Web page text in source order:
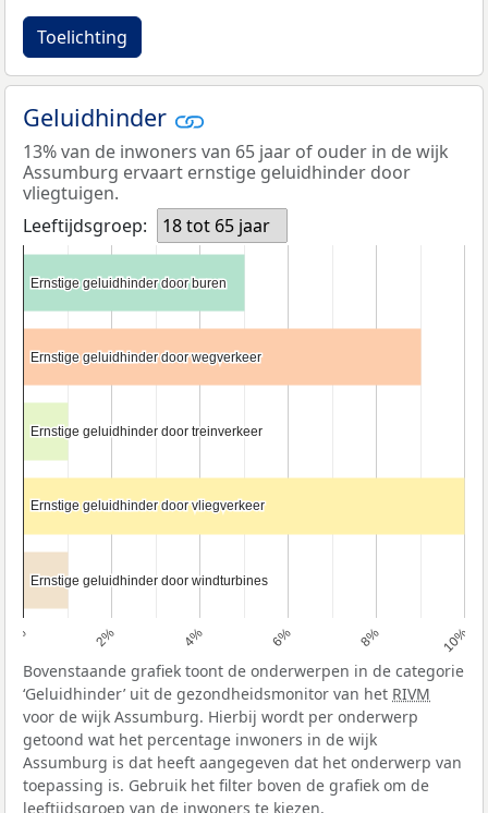
Toelichting
Geluidhinder
13% van de inwoners van 65 jaar of ouder in de wijk
Assumburg ervaart ernstige geluidhinder door
vliegtuigen.
Leeftijdsgroep:
18 tot 65 jaar
0% 2% 4% 6% 8% 10%
Ernstige geluidhinder door buren
Ernstige geluidhinder door buren
Ernstige geluidhinder door wegverkeer
Ernstige geluidhinder door wegverkeer
Ernstige geluidhinder door treinverkeer
Ernstige geluidhinder door treinverkeer
Ernstige geluidhinder door vliegverkeer
Ernstige geluidhinder door vliegverkeer
Ernstige geluidhinder door windturbines
Ernstige geluidhinder door windturbines
Bovenstaande grafiek toont de onderwerpen in de categorie
‘Geluidhinder’ uit de gezondheidsmonitor van het RIVM
voor de wijk Assumburg. Hierbij wordt per onderwerp
getoond wat het percentage inwoners in de wijk
Assumburg is dat heeft aangegeven dat het onderwerp van
toepassing is. Gebruik het filter boven de grafiek om de
leeftijdsgroep van de inwoners te kiezen.